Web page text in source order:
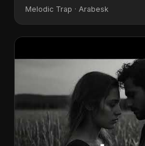
Melodic Trap · Arabesk